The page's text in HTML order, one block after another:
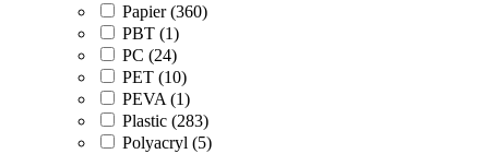
Papier (360)
PBT (1)
PC (24)
PET (10)
PEVA (1)
Plastic (283)
Polyacryl (5)